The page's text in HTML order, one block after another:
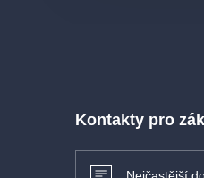
Kontakty pro